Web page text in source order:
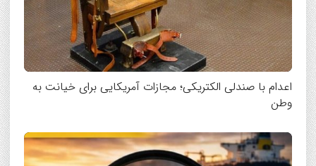
اعدام با صندلی الکتریکی؛ مجازات آمریکایی برای خیانت به
وطن